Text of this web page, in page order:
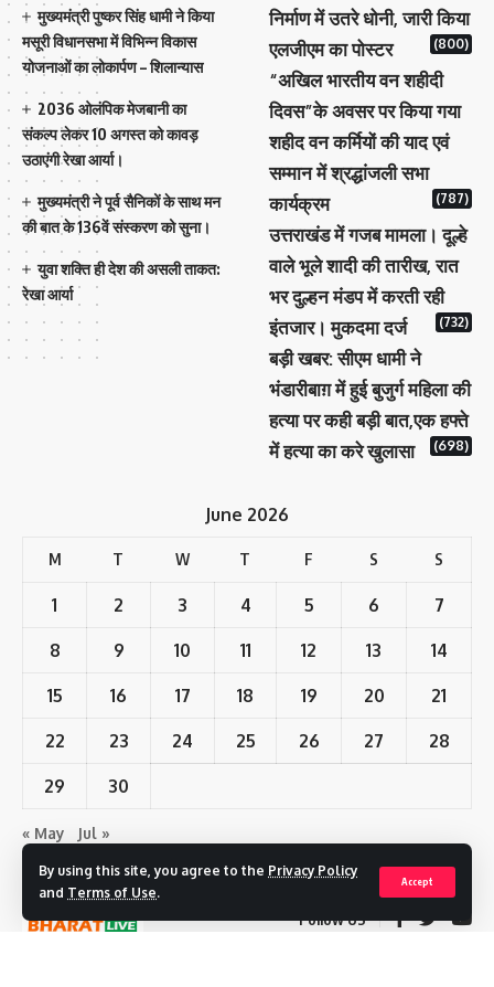
By using this site, you agree to the Privacy Policy
and Terms of Use.
Accept
मुख्यमंत्री पुष्कर सिंह धामी ने किया
मसूरी विधानसभा में विभिन्न विकास
योजनाओं का लोकार्पण – शिलान्यास
2036 ओलंपिक मेजबानी का
संकल्प लेकर 10 अगस्त को कावड़
उठाएंगी रेखा आर्या।
मुख्यमंत्री ने पूर्व सैनिकों के साथ मन
की बात के 136वें संस्करण को सुना।
युवा शक्ति ही देश की असली ताकत:
रेखा आर्या
निर्माण में उतरे धोनी, जारी किया
एलजीएम का पोस्टर
(800)
“अखिल भारतीय वन शहीदी
दिवस”के अवसर पर किया गया
शहीद वन कर्मियों की याद एवं
सम्मान में श्रद्धांजली सभा
कार्यक्रम
(787)
उत्तराखंड में गजब मामला। दूल्हे
वाले भूले शादी की तारीख, रात
भर दुल्हन मंडप में करती रही
इंतजार। मुकदमा दर्ज
(732)
बड़ी खबर: सीएम धामी ने
भंडारीबाग़ में हुई बुजुर्ग महिला की
हत्या पर कही बड़ी बात,एक हफ्ते
में हत्या का करे खुलासा
(698)
June 2026
M T W T F S S
1 2 3 4 5 6 7
8 9 10 11 12 13 14
15 16 17 18 19 20 21
22 23 24 25 26 27 28
29 30
« May Jul »
Follow US